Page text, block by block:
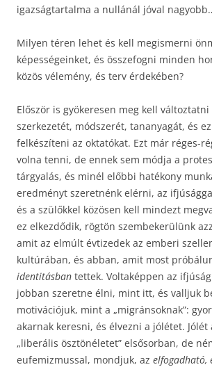
igazságtartalma a nullánál jóval
Milyen téren lehet és kell megismerni
képességeinket, és összefogni minden
közös vélemény, és terv érdekében?
Először is gyökeresen meg kell változtatni
szerkezetét, módszerét, tananyagát, és
felkészíteni az oktatókat. Ezt már réges-
volna tenni, de ennek sem módja a
tárgyalás, és minél előbbi hatékony
eredményt szeretnénk elérni, az
és a szülőkkel közösen kell mindezt
ez elkezdődik, rögtön szembekerülünk
amit az elmúlt évtizedek az emberi
kultúrában, és abban, amit most
identitásban tettek. Voltaképpen az
jobban szeretne élni, mint itt, és valljuk
motivációjuk, mint a „migránsoknak”:
akarnak keresni, és élvezni a jólétet. Jólét
„liberális ösztönéletet” elsősorban, de
eufemizmussal, mondjuk, az elfogadható,